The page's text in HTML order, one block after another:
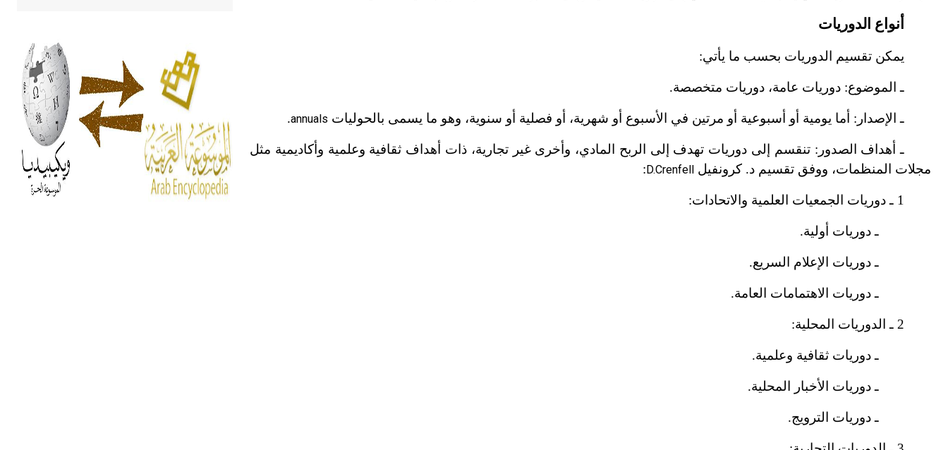
أنواع الدوريات
يمكن تقسيم الدوريات بحسب ما يأتي:
ـ الموضوع: دوريات عامة، دوريات متخصصة.
ـ الإصدار: أما يومية أو أسبوعية أو مرتين في الأسبوع أو شهرية، أو فصلية أو سنوية، وهو ما يسمى بالحوليات annuals
.
ـ أهداف الصدور: تنقسم إلى دوريات تهدف إلى الربح المادي، وأخرى غير تجارية، ذات أهداف ثقافية وعلمية وأكاديمية مثل
مجلات المنظمات، ووفق تقسيم د. كرونفيل D.Crenfell
:
1 ـ دوريات الجمعيات العلمية والاتحادات:
ـ دوريات أولية.
ـ دوريات الإعلام السريع.
ـ دوريات الاهتمامات العامة.
2 ـ الدوريات المحلية:
ـ دوريات ثقافية وعلمية.
ـ دوريات الأخبار المحلية.
ـ دوريات الترويج.
أربعة مؤلفات هي: الحكم، الأدلة، تنظيم
التغذية، ورسالته في جروح الرأس.
ويعود له الفضل بأنه حرر الطب من
الدين والفلسفة.
- هل تعلم أن المرجان إفراز حيواني
يتكون في البحر ويتركب من مادة
كربونات الكلسيوم، وهو أحمر أو شديد
الحمرة وهو أجود أنواعه، ويمتاز بكبر
الحجم ويسمى الش